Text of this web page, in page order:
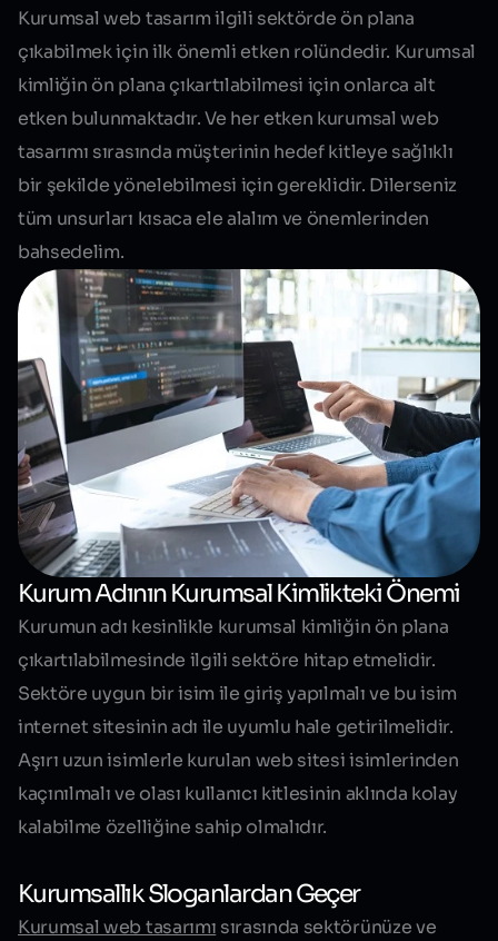
Kurumsal web tasarımilgili sektörde ön plana
çıkabilmek için ilk önemli etken rolündedir. Kurumsal
kimliğin ön plana çıkartılabilmesi için onlarca alt
etken bulunmaktadır. Ve her etken kurumsal web
tasarımı sırasında müşterinin hedef kitleye sağlıklı
bir şekilde yönelebilmesi için gereklidir. Dilerseniz
tüm unsurları kısaca ele alalım ve önemlerinden
bahsedelim.
Kurum Adının Kurumsal Kimlikteki Önemi
Kurumun adı kesinlikle kurumsal kimliğin ön plana
çıkartılabilmesinde ilgili sektöre hitap etmelidir.
Sektöre uygun bir isim ile giriş yapılmalı ve bu isim
internet sitesinin adı ile uyumlu hale getirilmelidir.
Aşırı uzun isimlerle kurulan web sitesi isimlerinden
kaçınılmalı ve olası kullanıcı kitlesinin aklında kolay
kalabilme özelliğine sahip olmalıdır.
Kurumsallık Sloganlardan Geçer
Kurumsal web tasarımı sırasında sektörünüze ve